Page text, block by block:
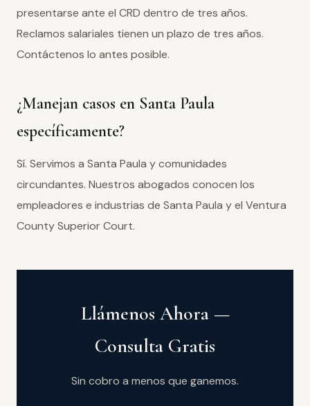
presentarse ante el CRD dentro de tres años.
Reclamos salariales tienen un plazo de tres años.
Contáctenos lo antes posible.
¿Manejan casos en Santa Paula
específicamente?
Sí. Servimos a Santa Paula y comunidades
circundantes. Nuestros abogados conocen los
empleadores e industrias de Santa Paula y el Ventura
County Superior Court.
Llámenos Ahora —
Consulta Gratis
Sin cobro a menos que ganemos.